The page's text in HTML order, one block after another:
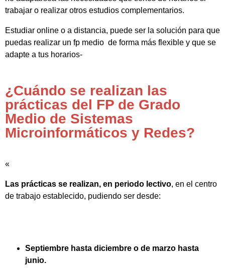
trabajar o realizar otros estudios complementarios.
Estudiar online o a distancia, puede ser la solución para que
puedas realizar un fp medio de forma más flexible y que se
adapte a tus horarios-
¿Cuándo se realizan las
prácticas del FP de Grado
Medio de Sistemas
Microinformáticos y Redes?
«
Las prácticas se realizan, en periodo lectivo, en el centro
de trabajo establecido, pudiendo ser desde:
Septiembre hasta diciembre o de marzo hasta
junio.